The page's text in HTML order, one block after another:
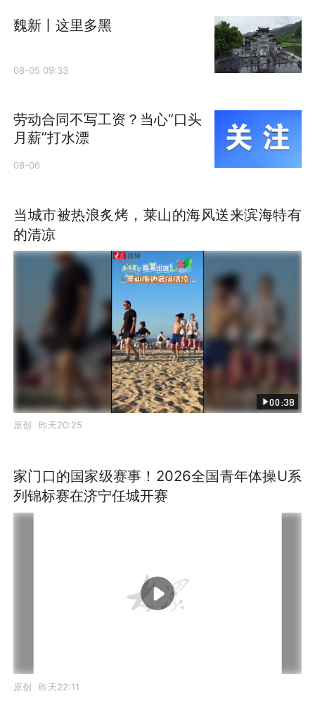
魏新丨这里多黑
08-05 09:33
劳动合同不写工资？当心“口头
月薪”打水漂
08-06
当城市被热浪炙烤，莱山的海风送来滨海特有
的清凉
00:38
原创 昨天20:25
家门口的国家级赛事！2026全国青年体操U系
列锦标赛在济宁任城开赛
原创 昨天22:11